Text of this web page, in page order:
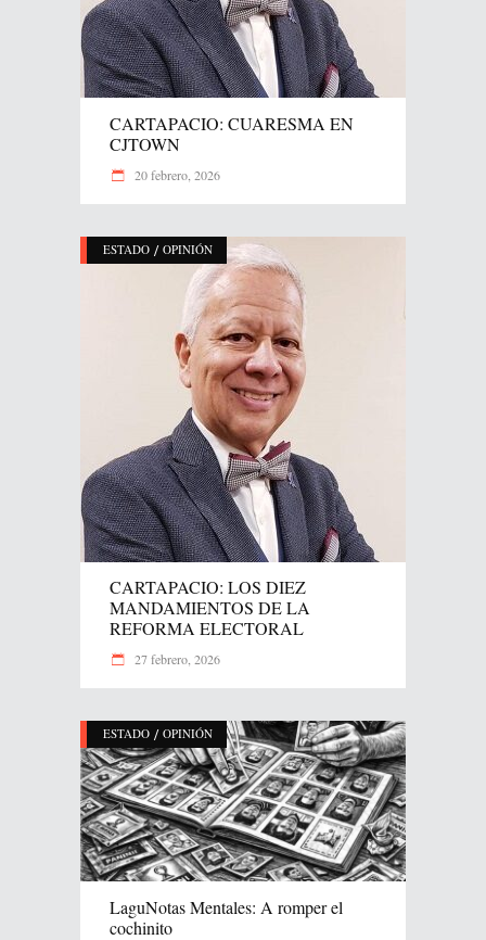
CARTAPACIO: CUARESMA EN
CJTOWN
20 febrero, 2026
ESTADO / OPINIÓN
CARTAPACIO: LOS DIEZ
MANDAMIENTOS DE LA
REFORMA ELECTORAL
27 febrero, 2026
ESTADO / OPINIÓN
LaguNotas Mentales: A romper el
cochinito